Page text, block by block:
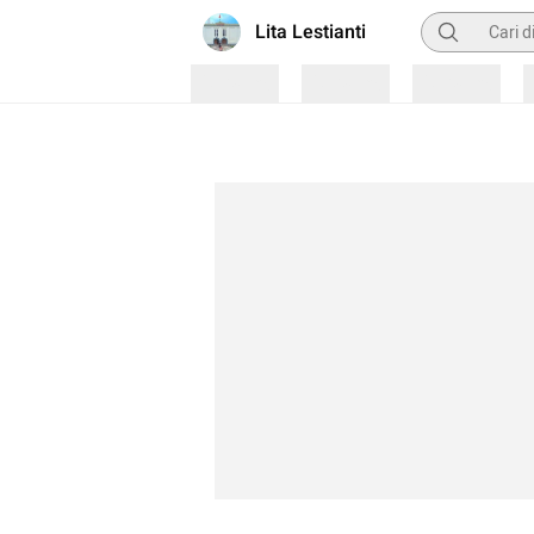
Lita Lestianti Pencarian